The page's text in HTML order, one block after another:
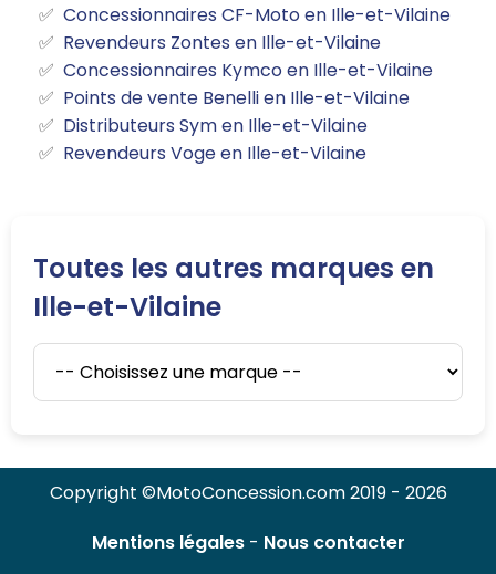
Concessionnaires CF-Moto en Ille-et-Vilaine
Revendeurs Zontes en Ille-et-Vilaine
Concessionnaires Kymco en Ille-et-Vilaine
Points de vente Benelli en Ille-et-Vilaine
Distributeurs Sym en Ille-et-Vilaine
Revendeurs Voge en Ille-et-Vilaine
Toutes les autres marques en
Ille-et-Vilaine
Copyright ©MotoConcession.com 2019 - 2026
Mentions légales- Nous contacter